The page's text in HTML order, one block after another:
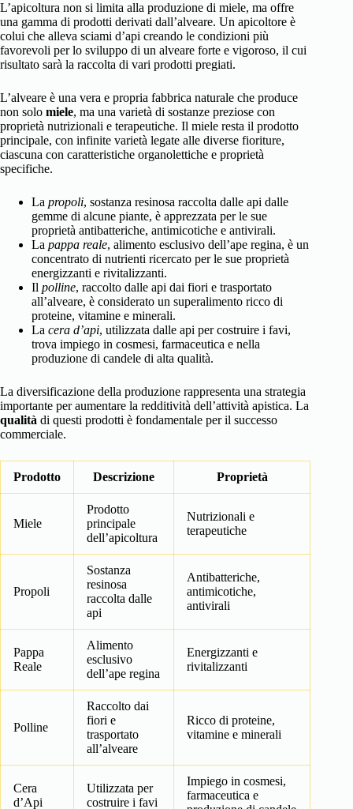
L’apicoltura non si limita alla produzione di miele, ma offre
una gamma di prodotti derivati dall’alveare. Un apicoltore è
colui che alleva sciami d’api creando le condizioni più
favorevoli per lo sviluppo di un alveare forte e vigoroso, il cui
risultato sarà la raccolta di vari prodotti pregiati.
L’alveare è una vera e propria fabbrica naturale che produce
non solo miele, ma una varietà di sostanze preziose con
proprietà nutrizionali e terapeutiche. Il miele resta il prodotto
principale, con infinite varietà legate alle diverse fioriture,
ciascuna con caratteristiche organolettiche e proprietà
specifiche.
La propoli, sostanza resinosa raccolta dalle api dalle
gemme di alcune piante, è apprezzata per le sue
proprietà antibatteriche, antimicotiche e antivirali.
La pappa reale, alimento esclusivo dell’ape regina, è un
concentrato di nutrienti ricercato per le sue proprietà
energizzanti e rivitalizzanti.
Il polline, raccolto dalle api dai fiori e trasportato
all’alveare, è considerato un superalimento ricco di
proteine, vitamine e minerali.
La cera d’api, utilizzata dalle api per costruire i favi,
trova impiego in cosmesi, farmaceutica e nella
produzione di candele di alta qualità.
La diversificazione della produzione rappresenta una strategia
importante per aumentare la redditività dell’attività apistica. La
qualità di questi prodotti è fondamentale per il successo
commerciale.
Prodotto Descrizione Proprietà
Miele
Prodotto
principale
dell’apicoltura
Nutrizionali e
terapeutiche
Propoli
Sostanza
resinosa
raccolta dalle
api
Antibatteriche,
antimicotiche,
antivirali
Pappa
Reale
Alimento
esclusivo
dell’ape regina
Energizzanti e
rivitalizzanti
Polline
Raccolto dai
fiori e
trasportato
all’alveare
Ricco di proteine,
vitamine e minerali
Cera
d’Api
Utilizzata per
costruire i favi
Impiego in cosmesi,
farmaceutica e